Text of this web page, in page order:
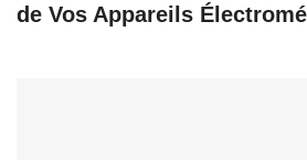
de Vos Appareils